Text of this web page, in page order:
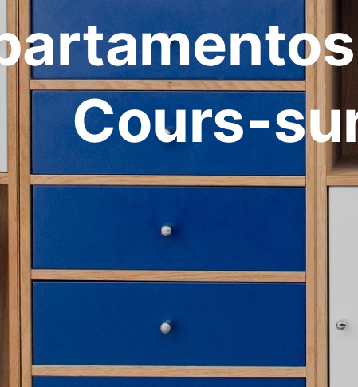
Cours-